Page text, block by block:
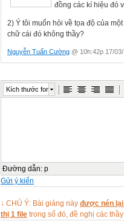
đồng các kí hiệu đó
2) Ý tôi muốn hỏi về tọa độ của
chữ cái đó không thầy?
Nguyễn Tuấn Cường @ 10h:42p 17/
Kích thước font
Đường dẫn: p
Gửi ý kiến
↓ CHÚ Ý: Bài giảng này được nén
thị 1 file trong số đó, đề nghị các